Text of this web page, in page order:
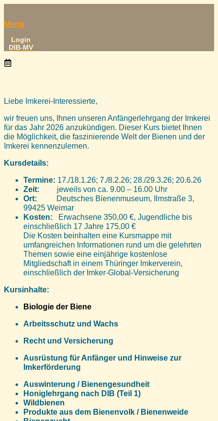
Menü
Login
DIB-MV
Liebe Imkerei-Interessierte,
wir freuen uns, Ihnen unseren Anfängerlehrgang der Imkerei
für das Jahr 2026 anzukündigen. Dieser Kurs bietet Ihnen
die Möglichkeit, die faszinierende Welt der Bienen und der
Imkerei kennenzulernen.
Kursdetails:
Termine: 17./18.1.26; 7./8.2.26; 28./29.3.26; 20.6.26
Zeit: jeweils von ca. 9.00 – 16.00 Uhr
Ort: Deutsches Bienenmuseum, Ilmstraße 3,
99425 Weimar
Kosten:
Erwachsene 350,00 €, Jugendliche bis
einschließlich 17 Jahre 175,00 €
Die Kosten beinhalten eine Kursmappe mit
umfangreichen Informationen rund um die gelehrten
Themen sowie eine einjährige kostenlose
Mitgliedschaft in einem Thüringer Imkerverein,
einschließlich der Imker-Global-Versicherung
Kursinhalte:
Biologie der Biene
Arbeitsschutz und Wachs
Recht und Versicherung
Ausrüstung für Anfänger und Hinweise zur
Imkerförderung
Auswinterung / Bienengesundheit
Honiglehrgang nach DIB (Teil 1)
Wildbienen
Produkte aus dem Bienenvolk / Bienenweide